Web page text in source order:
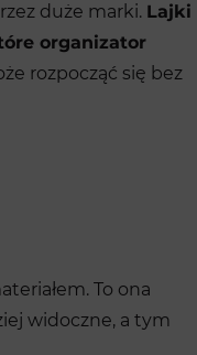
duże marki. Lajki
organizator
rozpocząć się bez
To ona
widoczne, a tym